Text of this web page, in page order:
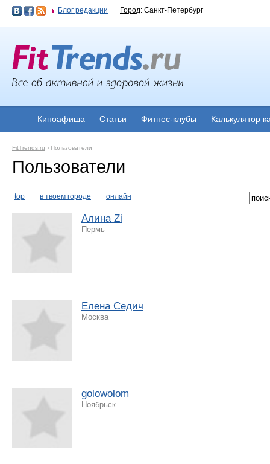
Блог редакции Город: Санкт-Петербург
Киноафиша Статьи Фитнес-клубы Калькулятор
FitTrends.ru › Пользователи
Пользователи
top в твоем городе онлайн
Алина Zi
Пермь
Eлена Седич
Москва
golowolom
Ноябрьск